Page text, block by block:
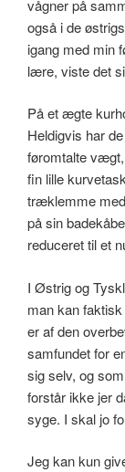
vågner på
også i de
igang med min
lære, viste det
På et ægte
Heldigvis har
føromtalte
fin lille
træklemme
på sin
reduceret til et
I Østrig og
man kan
er af den
samfundet for
sig selv, og
forstår ikke jer
syge. I skal jo
Jeg kan kun